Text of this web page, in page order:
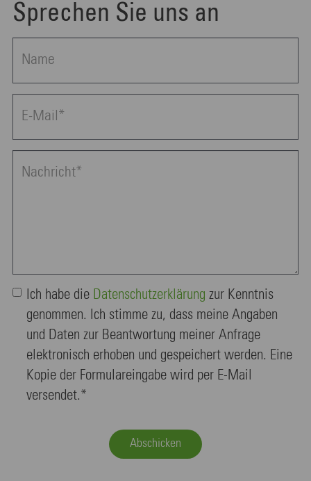
Sprechen Sie uns an
Ich habe die Daten­schutz­erklä­rung zur Kenntnis
genommen. Ich stimme zu, dass meine Angaben
und Daten zur Beantwortung meiner Anfrage
elektronisch erhoben und gespeichert werden. Eine
Kopie der Formulareingabe wird per E-Mail
versendet.*
Abschicken